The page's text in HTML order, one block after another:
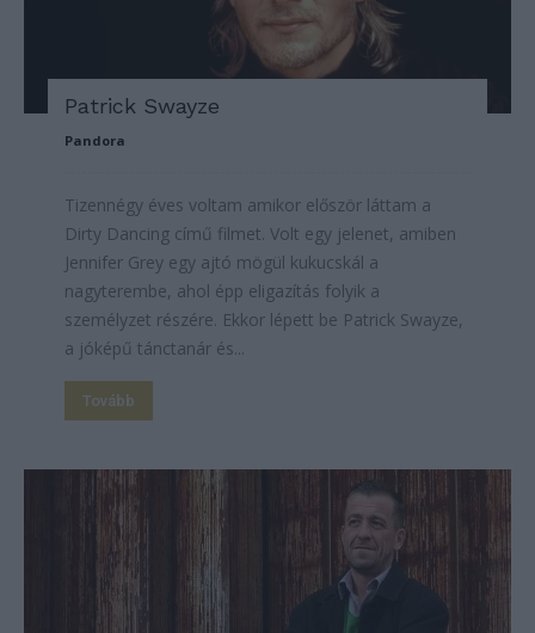
Patrick Swayze
Pandora
Tizennégy éves voltam amikor először láttam a
Dirty Dancing című filmet. Volt egy jelenet, amiben
Jennifer Grey egy ajtó mögül kukucskál a
nagyterembe, ahol épp eligazítás folyik a
személyzet részére. Ekkor lépett be Patrick Swayze,
a jóképű tánctanár és...
Tovább